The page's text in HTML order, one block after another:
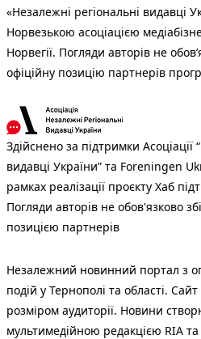
«Незалежні регіональні видавці
Норвезькою асоціацією
Норвегії. Погляди авторів не
офіційну позицію партнерів
Здійснено за підтримки Асоціації
видавці України” та Foreningen
рамках реалізації проєкту Хаб
Погляди авторів не обов'язково
позицією партнерів
Незалежний новинний портал з
подій у Тернополі та області.
розміром аудиторії. Новини
мультимедійною редакцією RIA